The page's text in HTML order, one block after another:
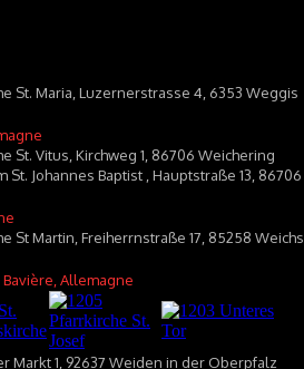
St. Maria, Luzernerstrasse 4, 6353 Weggis
St. Vitus, Kirchweg 1, 86706 Weichering
St. Johannes Baptist , Hauptstraße 13,
St Martin, Freiherrnstraße 17, 85258 Weichs
, Bavière, Allemagne
Markt 1, 92637 Weiden in der Oberpfalz